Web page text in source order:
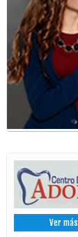
Ver más